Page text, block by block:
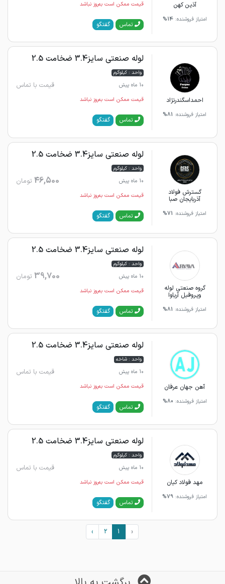
آذین کهن
امتیاز فروشنده:14%
قیمت ممکن است به‌روز نباشد
تماس گفتگو
احمداسگندرنژاد
امتیاز فروشنده: 81%
لوله صنعتی سایز3.4 ضخامت 2.5
واحد : کیلوگرم
10 ماه پیش
قیمت با تماس
قیمت ممکن است به‌روز نباشد
تماس گفتگو
گسترش فولاد
آذربایجان صبا
امتیاز فروشنده: 71%
لوله صنعتی سایز3.4 ضخامت 2.5
واحد : کیلوگرم
10 ماه پیش
46,500 تومان
قیمت ممکن است به‌روز نباشد
تماس گفتگو
گروه صنعتی لوله
وپروفیل آریاوا
امتیاز فروشنده: 81%
لوله صنعتی سایز3.4 ضخامت 2.5
واحد : کیلوگرم
10 ماه پیش
39,700 تومان
قیمت ممکن است به‌روز نباشد
تماس گفتگو
آهن جهان عرفان
امتیاز فروشنده: 80%
لوله صنعتی سایز3.4 ضخامت 2.5
واحد : شاخه
10 ماه پیش
قیمت با تماس
قیمت ممکن است به‌روز نباشد
تماس گفتگو
مهد فولاد کیان
امتیاز فروشنده: 79%
لوله صنعتی سایز3.4 ضخامت 2.5
واحد : کیلوگرم
10 ماه پیش
قیمت با تماس
قیمت ممکن است به‌روز نباشد
تماس گفتگو
‹
1
2
›